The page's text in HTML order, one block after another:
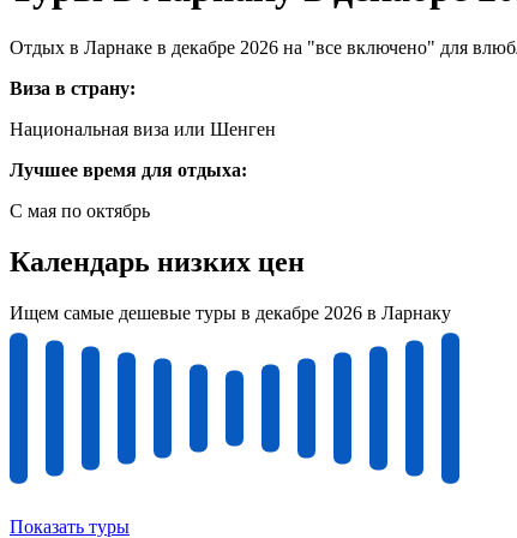
Отдых в Ларнаке в декабре 2026 на "все включено" для
Виза в страну:
Национальная виза или Шенген
Лучшее время для отдыха:
С мая по октябрь
Календарь низких цен
Ищем самые дешевые туры в декабре 2026 в Ларнаку
Показать туры